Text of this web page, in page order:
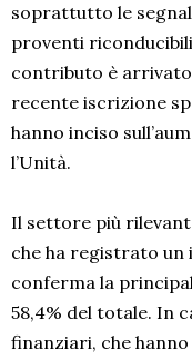
soprattutto le
proventi
contributo è
recente iscrizione
hanno inciso
l’Unità.
Il settore più
che ha registrato un
conferma la
58,4% del totale. In
finanziari, che